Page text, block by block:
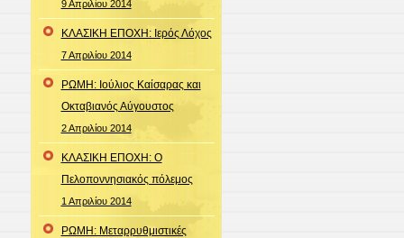
9 Απριλίου 2014
ΚΛΑΣΙΚΗ ΕΠΟΧΗ: Ιερός Λόχος
7 Απριλίου 2014
ΡΩΜΗ: Ιούλιος Καίσαρας και
Οκταβιανός Αύγουστος
2 Απριλίου 2014
ΚΛΑΣΙΚΗ ΕΠΟΧΗ: Ο
Πελοποννησιακός πόλεμος
1 Απριλίου 2014
ΡΩΜΗ: Μεταρρυθμιστικές